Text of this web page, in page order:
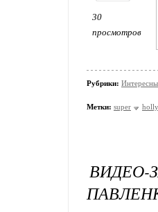
30
просмотров
Рубрики:
Метки: super